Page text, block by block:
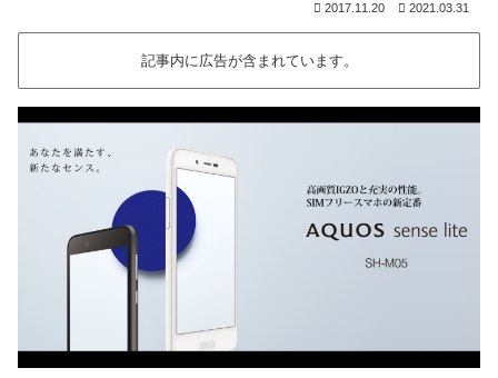
2017.11.20 2021.03.31
記事内に広告が含まれています。